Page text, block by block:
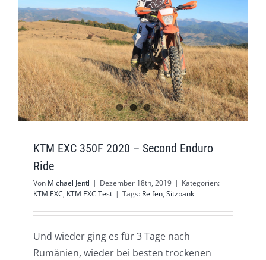
KTM EXC 350F 2020 – Second Enduro
Ride
Von Michael Jentl | Dezember 18th, 2019 | Kategorien:
KTM EXC, KTM EXC Test | Tags: Reifen, Sitzbank
Und wieder ging es für 3 Tage nach
Rumänien, wieder bei besten trockenen